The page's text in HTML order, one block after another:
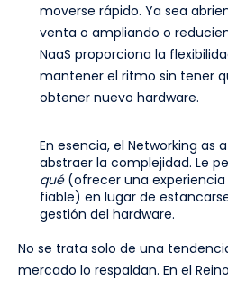
moverse rápido. Ya sea
venta o ampliando o
NaaS proporciona la
mantener el ritmo sin tener
obtener nuevo hardware.
En esencia, el Networking as
abstraer la complejidad. Le
qué(ofrecer una experiencia
fiable) en lugar de
gestión del hardware.
No se trata solo de una
mercado lo respaldan. En el